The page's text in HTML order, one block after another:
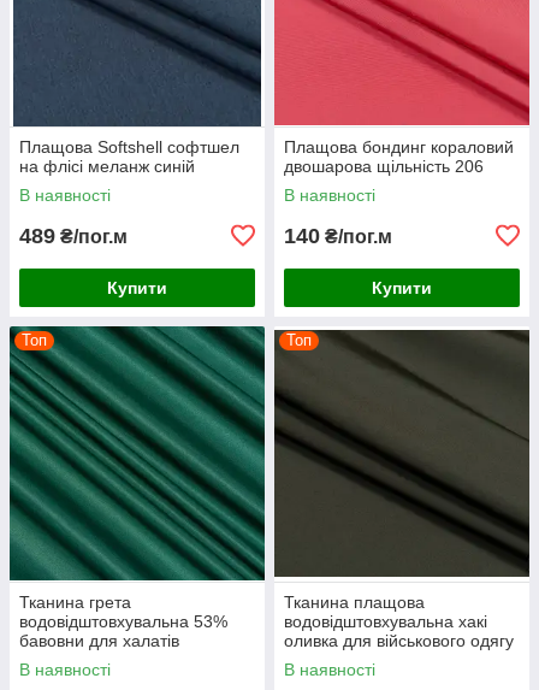
Плащова Softshell софтшел
на флісі меланж синій
В наявності
489 ₴/пог.м
Купити
Плащова бондинг кораловий
двошарова щільність 206
В наявності
140 ₴/пог.м
Купити
Топ
Тканина грета
водовідштовхувальна 53%
бавовни для халатів
комбінезонів спецодягу
костюмів роби темно-зелена
В наявності
Топ
Тканина плащова
водовідштовхувальна хакі
оливка для військового одягу
В наявності